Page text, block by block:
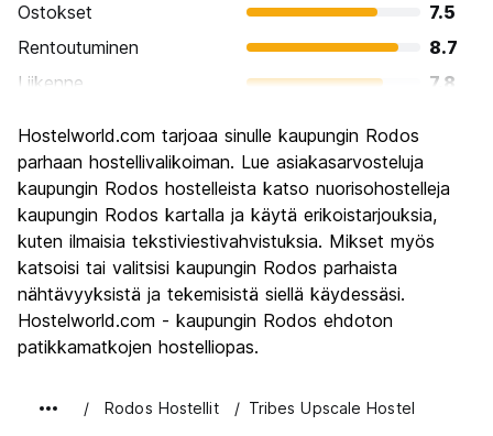
Ostokset
7.5
Rentoutuminen
8.7
Liikenne
7.8
Kulttuuri
Yöelämä
7.5
Rahanarvoinen
8.0
Hostelworld.com tarjoaa sinulle kaupungin Rodos
parhaan hostellivalikoiman. Lue asiakasarvosteluja
kaupungin Rodos hostelleista katso nuorisohostelleja
kaupungin Rodos kartalla ja käytä erikoistarjouksia,
kuten ilmaisia tekstiviestivahvistuksia. Mikset myös
katsoisi tai valitsisi kaupungin Rodos parhaista
nähtävyyksistä ja tekemisistä siellä käydessäsi.
Hostelworld.com - kaupungin Rodos ehdoton
patikkamatkojen hostelliopas.
Rodos Hostellit Tribes Upscale Hostel